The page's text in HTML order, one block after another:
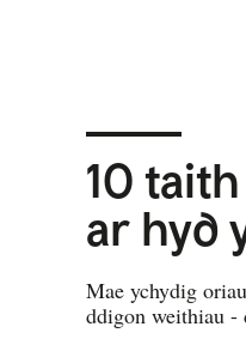
10
ar hyd
Mae ychydig
ddigon weithiau -